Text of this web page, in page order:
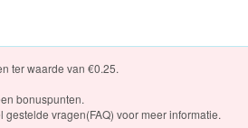
ter waarde van €0.25.
bonuspunten.
gestelde vragen(FAQ) voor meer informatie.